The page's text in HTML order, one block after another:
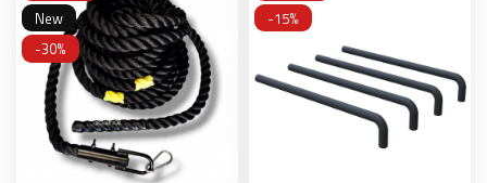
Ajouter au panier
Ajouter au panier
New
-30%
-15%